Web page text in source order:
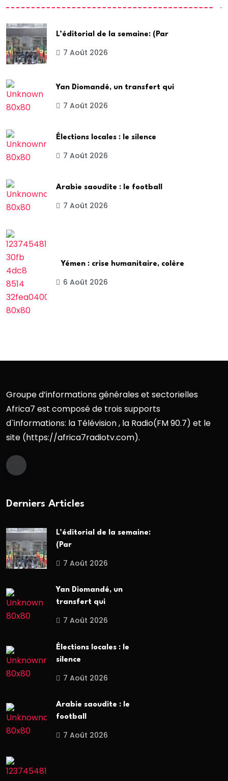
L’éditorial de la semaine: (Par
7 Août 2026
Yan Diomandé, un transfert qui
7 Août 2026
Élections locales : le silence
7 Août 2026
Arabie saoudite : le football
7 Août 2026
Yémen : crise humanitaire, colère
6 Août 2026
Groupe d’informations générales et sectorielles
Africa7 est composé de trois supports
d`informations: la Télévision , la Radio(FM 90.7) et le
site (https://africa7radiotv.com).
Derniers Articles
L’éditorial de la semaine:
(Par
7 Août 2026
Yan Diomandé, un
transfert qui
7 Août 2026
Élections locales : le
silence
7 Août 2026
Arabie saoudite : le
football
7 Août 2026